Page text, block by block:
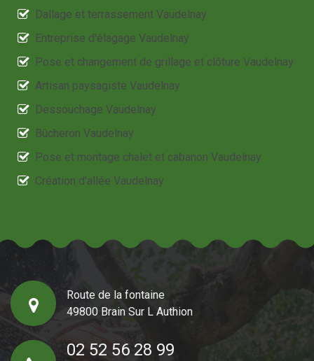
Dallage et terrassement Vaudelnay
Entreprise d'élagage Vaudelnay
Pose et changement de grillage et clôture Vaudelnay
Artisan paysagiste Vaudelnay
Dessouchage Vaudelnay
Bûcheron Vaudelnay
Pose et montage chalet et cabanon Vaudelnay
Création d'allée Vaudelnay
Route de la fontaine
49800 Brain Sur L Authion
02 52 56 28 99